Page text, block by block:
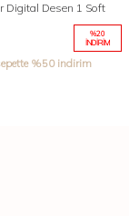
Digital Desen 1 Soft
%20
İNDIRIM
%50 indirim